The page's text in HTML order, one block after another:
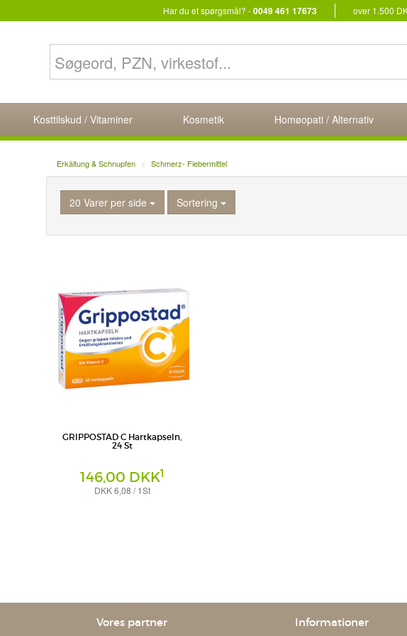
Har du et spørgsmål? -0049 461 17673 over 1.500
Kosttilskud / Vitaminer Kosmetik Homøopati / Alternativ
Erkältung & Schnupfen Schmerz- Fiebermittel
20 Varer per side Sortering
GRIPPOSTAD C Hartkapseln,
24 St
146,00 DKK1
DKK 6,08 / 1St
Vores partner Informationer